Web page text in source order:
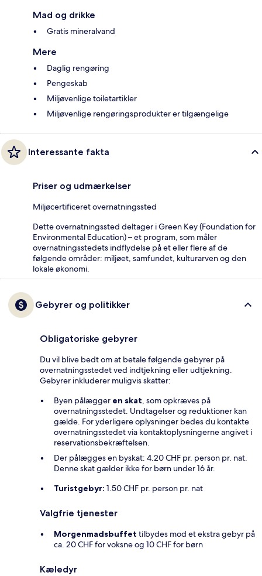
Mad og drikke
Gratis mineralvand
Mere
Daglig rengøring
Pengeskab
Miljøvenlige toiletartikler
Miljøvenlige rengøringsprodukter er tilgængelige
Interessante fakta
Priser og udmærkelser
Miljøcertificeret overnatningssted
Dette overnatningssted deltager i Green Key (Foundation for
Environmental Education) – et program, som måler
overnatningsstedets indflydelse på et eller flere af de
følgende områder: miljøet, samfundet, kulturarven og den
lokale økonomi.
Gebyrer og politikker
Obligatoriske gebyrer
Du vil blive bedt om at betale følgende gebyrer på
overnatningsstedet ved indtjekning eller udtjekning.
Gebyrer inkluderer muligvis skatter:
Byen pålægger en skat, som opkræves på
overnatningsstedet. Undtagelser og reduktioner kan
gælde. For yderligere oplysninger bedes du kontakte
overnatningsstedet via kontaktoplysningerne angivet i
reservationsbekræftelsen.
Der pålægges en byskat: 4.20 CHF pr. person pr. nat.
Denne skat gælder ikke for børn under 16 år.
Turistgebyr: 1.50 CHF pr. person pr. nat
Valgfrie tjenester
Morgenmadsbuffet tilbydes mod et ekstra gebyr på
ca. 20 CHF for voksne og 10 CHF for børn
Kæledyr